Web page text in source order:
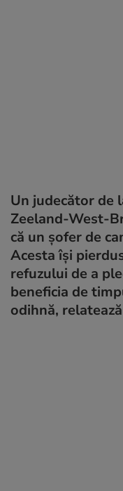
Un judecător de
Zeeland-West-
că un șofer de
Acesta își
refuzului de a
beneficia de
odihnă, relatează